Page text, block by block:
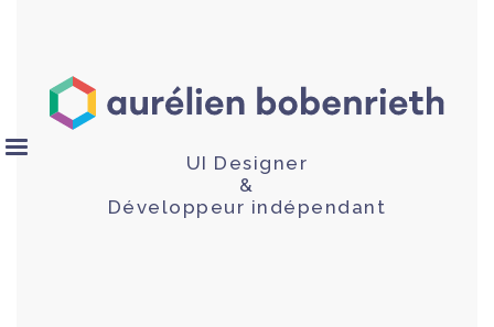
UI Designer
&
Développeur indépendant